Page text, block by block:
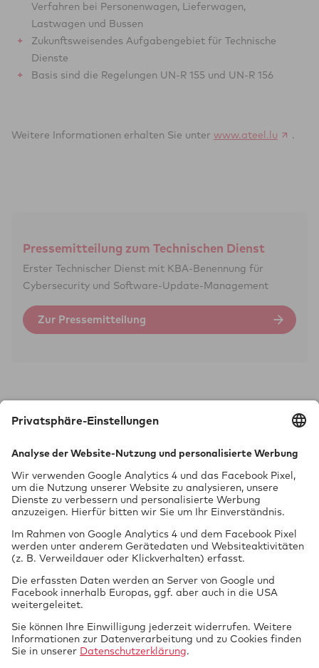
Verfahren bei Personenwagen, Lieferwagen,
Lastwagen und Bussen
Zukunftsweisendes Aufgabengebiet für Technische
Dienste
Basis sind die Regelungen UN-R 155 und UN-R 156
Weitere Informationen erhalten Sie unter www.ateel.lu .
Pressemitteilung zum Technischen Dienst
Erster Techni­scher Dienst mit KBA-Benennung für
Cyber­security und Software-Update-Manage­ment
Zur Pressemitteilung
Technik braucht Sicher­heit.
GTÜ Gesell­schaft für Tech­ni­sche Über­wa­chung mbH
Vor dem Lauch 25
70567 Stuttgart
FAX 0711 97676-199
MAIL info@gtue.de
WEB www.gtue.de